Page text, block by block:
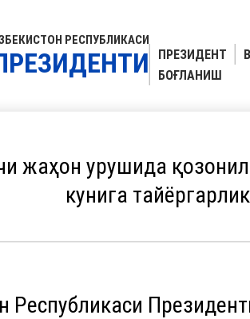
РЕСПУБЛИКАСИ
ПРЕЗИДЕНТ
БОҒЛАНИШ
жаҳон урушида
кунига
Республикаси